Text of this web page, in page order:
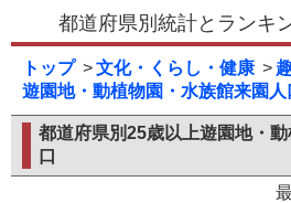
都道府県別統計とランキ
トップ 文化・くらし・健康
遊園地・動植物園・水族館来園人
都道府県別25歳以上遊園地・
口